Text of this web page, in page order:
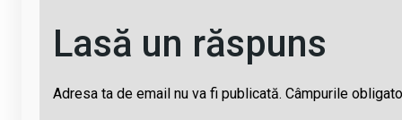
Lasă un răspuns
Adresa ta de email nu va fi publicată. Câmpurile